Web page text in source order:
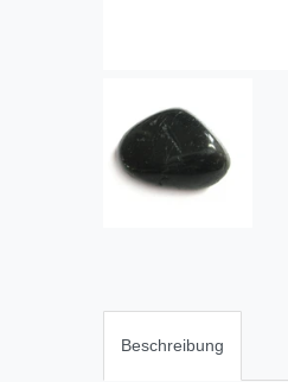
Beschreibung